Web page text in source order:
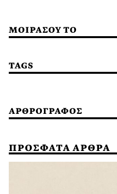
ΜΟΙΡΑΣΟΥ ΤΟ
TAGS
ΑΡΘΡΟΓΡΑΦΟΣ
ΠΡΟΣΦΑΤΑ ΑΡΘΡΑ